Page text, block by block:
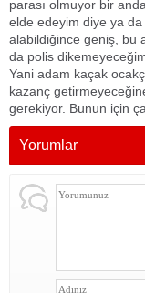
parası olmuyor bir
elde edeyim diye ya
alabildiğince geniş, bu
da polis
Yani adam kaçak
kazanç
gerekiyor. Bunun için
Yorumlar